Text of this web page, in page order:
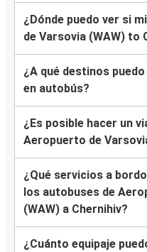
¿Dónde puedo ver si
de Varsovia (WAW) to
¿A qué destinos
en autobús?
¿Es posible hacer un
Aeropuerto de
¿Qué servicios a
los autobuses de
(WAW) a Chernihiv?
¿Cuánto equipaje